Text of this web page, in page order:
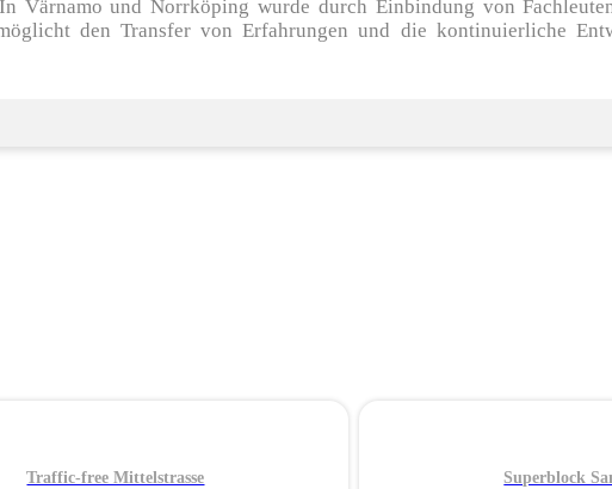
Värnamo und Norrköping wurde durch Einbindung von
den Transfer von Erfahrungen und die kontinuierliche
Traffic-free Mittelstrasse Superblock